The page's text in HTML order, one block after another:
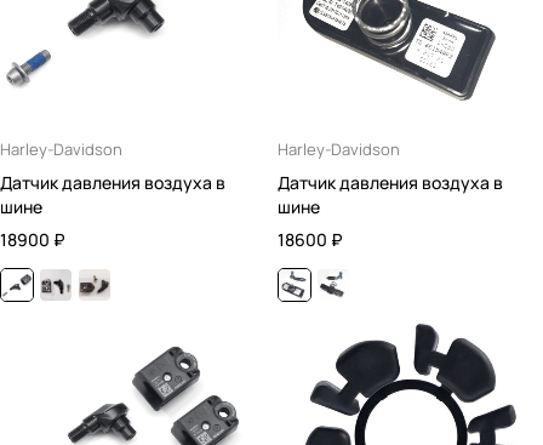
Harley-Davidson
Датчик давления воздуха в
шине
18900 ₽
Harley-Davidson
Датчик давления воздуха в
шине
18600 ₽